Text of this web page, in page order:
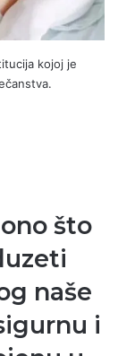
kojoj je
što
naše
i